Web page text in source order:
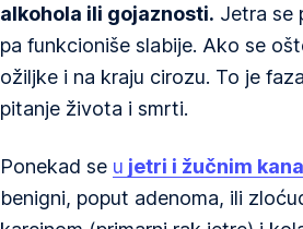
alkohola ili gojaznosti. Jetra se
pa funkcioniše slabije. Ako se
ožiljke i na kraju cirozu. To je
pitanje života i smrti.
Ponekad se u jetri i žučnim
benigni, poput adenoma, ili